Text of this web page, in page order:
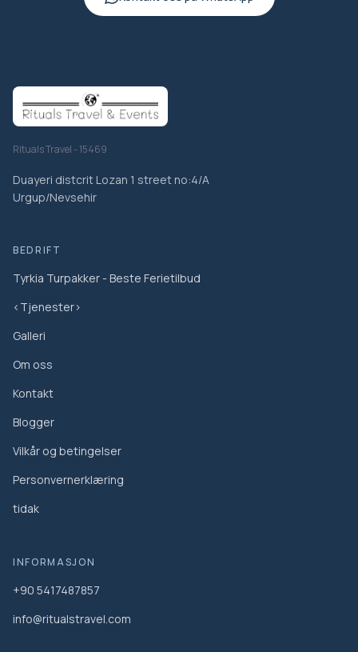
Rituals Travel - 15469
Duayeri distcrit Lozan 1 street no:4/A
Urgup/Nevsehir
BEDRIFT
Tyrkia Turpakker - Beste Ferietilbud
<Tjenester>
Galleri
Om oss
Kontakt
Blogger
Vilkår og betingelser
Personvernerklæring
tidak
INFORMASJON
+90 5417487857
info@ritualstravel.com